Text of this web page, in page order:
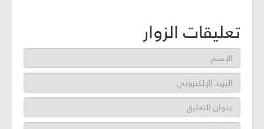
تعليقات الزوار